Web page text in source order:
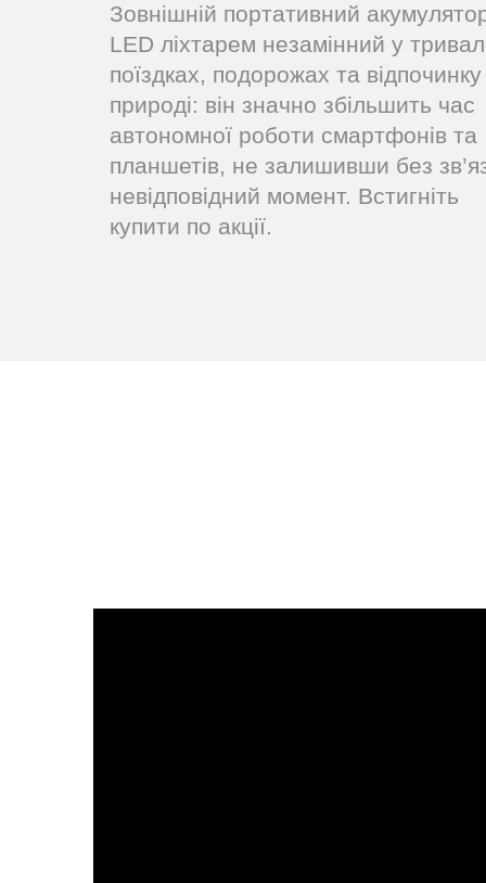
Зовнішній портативний
LED ліхтарем незамінний у
поїздках, подорожах та
природі: він значно збільшить час
автономної роботи смартфонів та
планшетів, не залишивши без
невідповідний момент. Встигніть
купити по акції.